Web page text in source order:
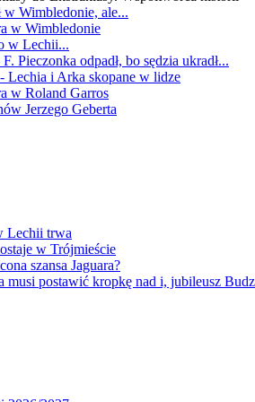
w Wimbledonie, ale...
w Wimbledonie
w Lechii...
Pieczonka odpadł, bo sędzia ukradł...
Lechia i Arka skopane w lidze
w Roland Garros
Jerzego Geberta
Lechii trwa
w Trójmieście
szansa Jaguara?
musi postawić kropkę nad i, jubileusz